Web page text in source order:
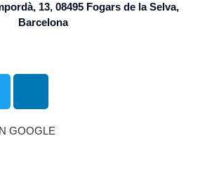
13, 08495 Fogars de la Selva,
Barcelona
GOOGLE